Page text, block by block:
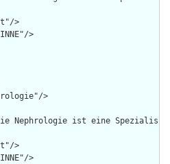
>
>
>
Nephrologie ist eine
>
>